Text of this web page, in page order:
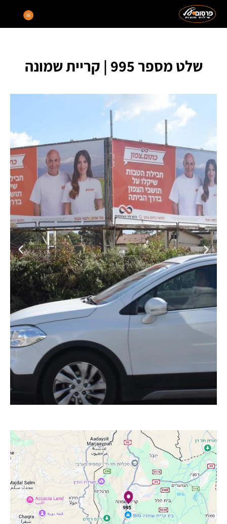
שלט מספר 995 | קריית שמונה